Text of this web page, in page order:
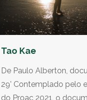
Tao Kae
De Paulo Alberton,
29’ Contemplado pelo
do Proac 2021, o